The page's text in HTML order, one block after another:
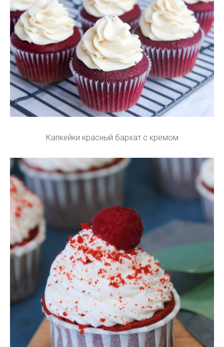
Капкейки красный бархат с кремом